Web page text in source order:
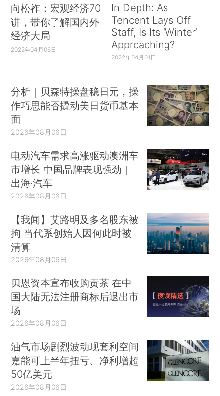
向松祚：宏观经济70
讲，带你了解国内外
经济大局
2022年04月06日
In Depth: As
Tencent Lays Off
Staff, Is Its ‘Winter’
Approaching?
2022年04月01日
分析｜贝森特操盘稳日元，操
作巧思能否撬动美日货币基本
面
2026年08月06日
电动汽车需求高涨驱动澳洲车
市增长 中国品牌表现强劲｜
出海·汽车
2026年08月06日
【我闻】艾路明及多名股东被
拘 当代系创始人因何此时被
清算
2026年08月06日
贝恩资本宣布收购贡茶 在中
国大陆无法注册商标后退出市
场
2026年08月06日
油气市场剧烈波动现套利空间
嘉能可上半年扭亏、净利增超
50亿美元
2026年08月06日